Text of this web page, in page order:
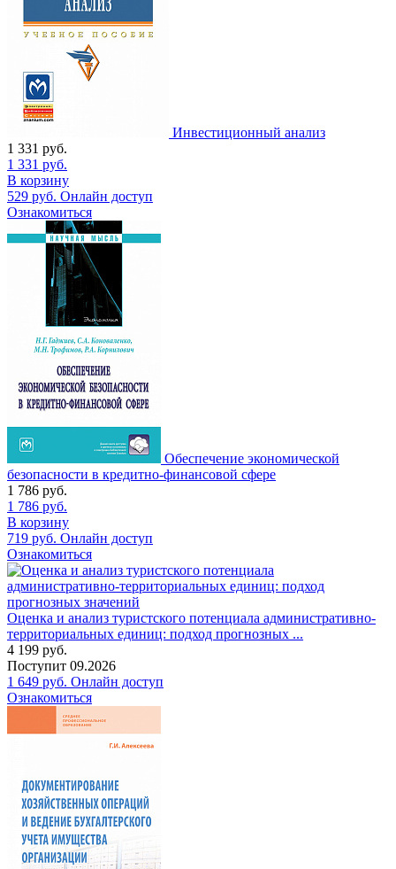
Инвестиционный анализ
1 331 руб.
1 331 руб.
В корзину
529 руб. Онлайн доступ
Ознакомиться
Обеспечение экономической
безопасности в кредитно-финансовой сфере
1 786 руб.
1 786 руб.
В корзину
719 руб. Онлайн доступ
Ознакомиться
Оценка и анализ туристского потенциала административно-
территориальных единиц: подход прогнозных ...
4 199 руб.
Поступит 09.2026
1 649 руб. Онлайн доступ
Ознакомиться